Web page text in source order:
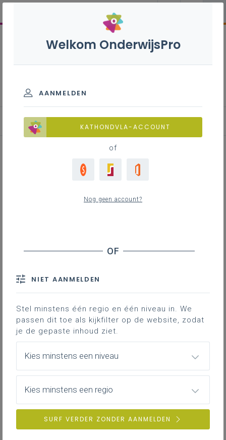
Aan de slag
Publicatie: Eigentijds,
Inhoudsopgave
Download als pdf
Downloads
In dit boekje, uitgegeven doorHalewijn,
wordt in enkele korte bijdragen van
verschillende auteurs toegelicht hoe
na te denken over hoe we
katholieke
school kunnen zijn.
Zoals op de site van Halewijn te lezen staat: "
Welkom OnderwijsPro
AANMELDEN
KATHONDVLA-ACCOUNT
of
Nog geen account?
NIET AANMELDEN
Stel minstens één regio en één niveau in. We
passen dit toe als kijkfilter op de website, zodat
je de gepaste inhoud ziet.
Kies minstens een niveau
Kies minstens een regio
SURF VERDER ZONDER AANMELDEN